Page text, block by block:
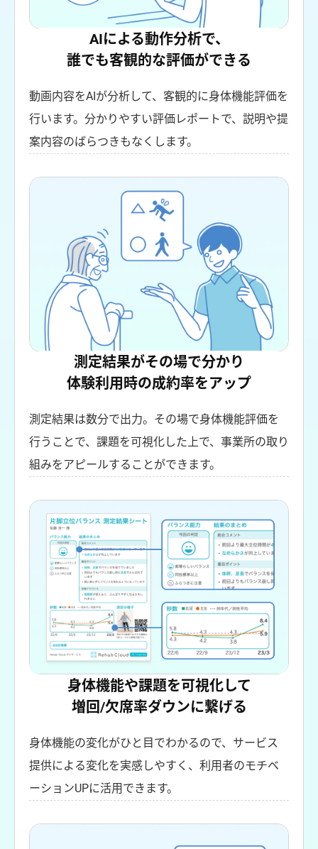
AIによる動作分析で、
誰でも客観的な評価ができる
動画内容をAIが分析して、客観的に身体機能評価を
行います。分かりやすい評価レポートで、説明や提
案内容のばらつきもなくします。
測定結果がその場で分かり
体験利用時の成約率をアップ
測定結果は数分で出力。その場で身体機能評価を
行うことで、課題を可視化した上で、事業所の取り
組みをアピールすることができます。
身体機能や課題を可視化して
増回/欠席率ダウンに繋げる
身体機能の変化がひと目でわかるので、サービス
提供による変化を実感しやすく、利用者のモチベ
ーションUPに活用できます。